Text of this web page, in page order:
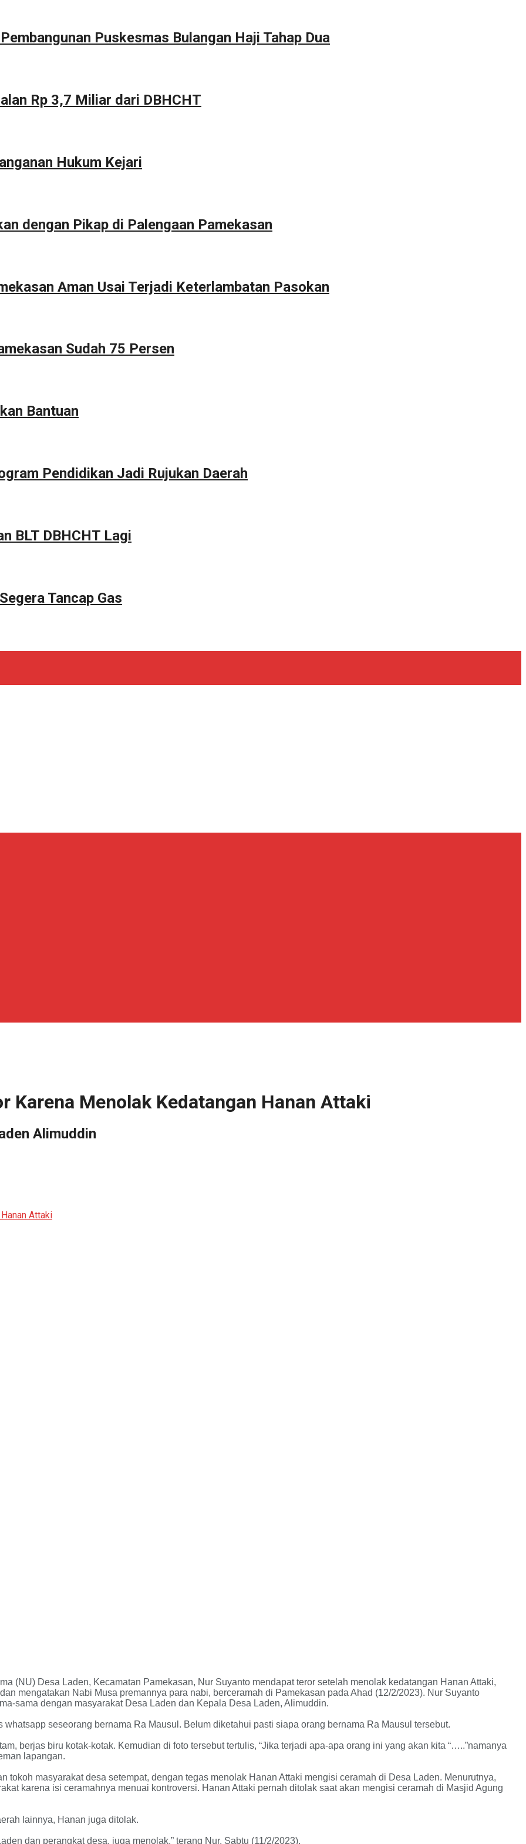
Puskesmas Bulangan Haji Tahap Dua
Rp 3,7 Miliar dari DBHCHT
Hukum Kejari
dengan Pikap di Palengaan Pamekasan
Aman Usai Terjadi Keterlambatan Pasokan
Sudah 75 Persen
Bantuan
Pendidikan Jadi Rujukan Daerah
BLT DBHCHT Lagi
Tancap Gas
Karena Menolak Kedatangan Hanan Attaki
Alimuddin
(NU) Desa Laden, Kecamatan Pamekasan, Nur Suyanto mendapat teror setelah menolak kedatangan Hanan Attaki,
mengatakan Nabi Musa premannya para nabi, berceramah di Pamekasan pada Ahad (12/2/2023). Nur Suyanto
sama dengan masyarakat Desa Laden dan Kepala Desa Laden, Alimuddin.
seseorang bernama Ra Mausul. Belum diketahui pasti siapa orang bernama Ra Mausul tersebut.
berjas biru kotak-kotak. Kemudian di foto tersebut tertulis, “Jika terjadi apa-apa orang ini yang akan kita “…..”namanya
lapangan.
tokoh masyarakat desa setempat, dengan tegas menolak Hanan Attaki mengisi ceramah di Desa Laden. Menurutnya,
karena isi ceramahnya menuai kontroversi. Hanan Attaki pernah ditolak saat akan mengisi ceramah di Masjid Agung
lainnya, Hanan juga ditolak.
dan perangkat desa, juga menolak,” terang Nur, Sabtu (11/2/2023).